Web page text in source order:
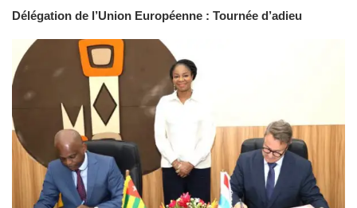
Délégation de l’Union Européenne : Tournée d’adieu